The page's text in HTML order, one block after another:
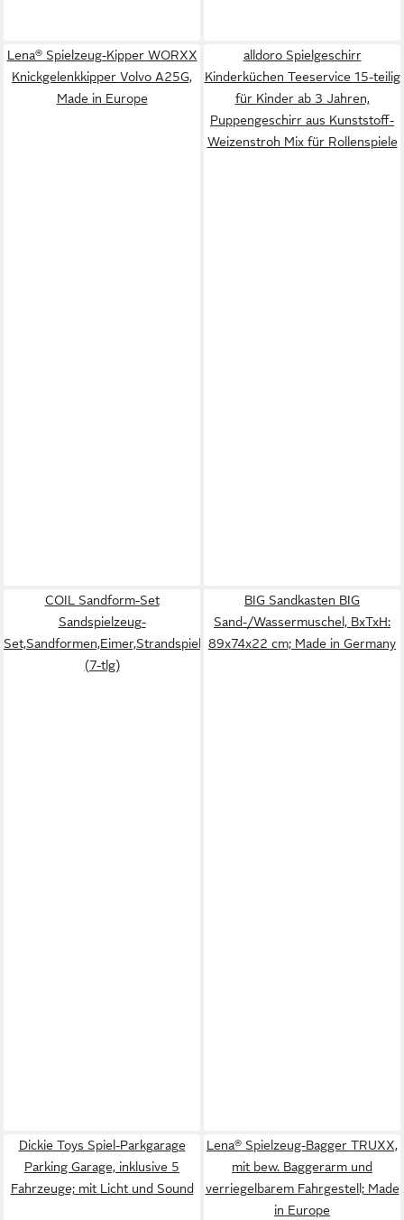
Lena® Spielzeug-Kipper WORXX
Knickgelenkkipper Volvo A25G,
Made in Europe
alldoro Spielgeschirr
Kinderküchen Teeservice 15-teilig
für Kinder ab 3 Jahren,
Puppengeschirr aus Kunststoff-
Weizenstroh Mix für Rollenspiele
COIL Sandform-Set
Sandspielzeug-
Set,Sandformen,Eimer,Strandspielzeug,Sandkastenspielzeug,
(7-tlg)
BIG Sandkasten BIG
Sand-/Wassermuschel, BxTxH:
89x74x22 cm; Made in Germany
Dickie Toys Spiel-Parkgarage
Parking Garage, inklusive 5
Fahrzeuge; mit Licht und Sound
Lena® Spielzeug-Bagger TRUXX,
mit bew. Baggerarm und
verriegelbarem Fahrgestell; Made
in Europe